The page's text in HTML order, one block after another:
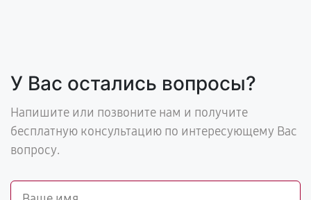
У Вас остались вопросы?
Напишите или позвоните нам и получите
бесплатную консультацию по интересующему Вас
вопросу.